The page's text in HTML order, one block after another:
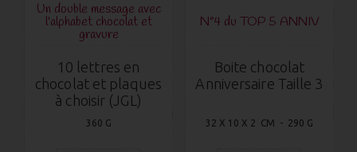
Un double message avec
l'alphabet chocolat et
gravure
10 lettres en
chocolat et plaques
à choisir (JGL)
360 G
N°4 du TOP 5 ANNIV
Boite chocolat
Anniversaire Taille 3
32 X 10 X 2 CM - 290 G